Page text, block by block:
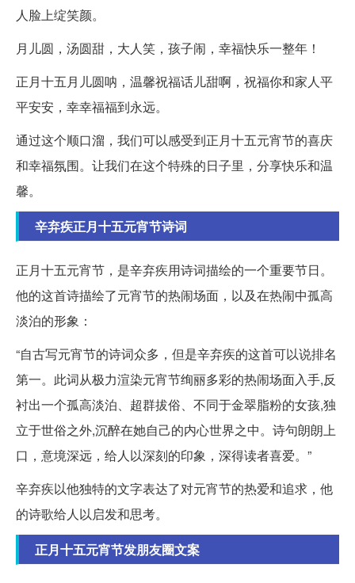
人脸上绽笑颜。
月儿圆，汤圆甜，大人笑，孩子闹，幸福快乐一整年！
正月十五月儿圆呐，温馨祝福话儿甜啊，祝福你和家人平
平安安，幸幸福福到永远。
通过这个顺口溜，我们可以感受到正月十五元宵节的喜庆
和幸福氛围。让我们在这个特殊的日子里，分享快乐和温
馨。
辛弃疾正月十五元宵节诗词
正月十五元宵节，是辛弃疾用诗词描绘的一个重要节日。
他的这首诗描绘了元宵节的热闹场面，以及在热闹中孤高
淡泊的形象：
“自古写元宵节的诗词众多，但是辛弃疾的这首可以说排名
第一。此词从极力渲染元宵节绚丽多彩的热闹场面入手,反
衬出一个孤高淡泊、超群拔俗、不同于金翠脂粉的女孩,独
立于世俗之外,沉醉在她自己的内心世界之中。诗句朗朗上
口，意境深远，给人以深刻的印象，深得读者喜爱。”
辛弃疾以他独特的文字表达了对元宵节的热爱和追求，他
的诗歌给人以启发和思考。
正月十五元宵节发朋友圈文案